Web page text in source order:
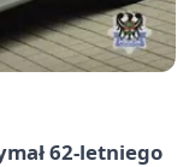
62-letniego